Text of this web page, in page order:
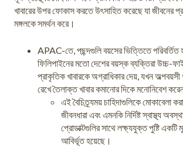
খাবারের উপর ফোকাস করতে উৎসাহিত করেছে যা জীবনের
মঙ্গলকে সমর্থন করে।
APAC-তে, পছন্দগুলি বয়সের ভিত্তিতে পরিবর্তিত
ফিলিপাইনের মতো দেশের বয়স্ক ব্যক্তিরা উচ্চ-
প্রাকৃতিক খাবারকে অগ্রাধিকার দেয়, যখন অল্পবয়সী
রেখে তৈলাক্ত খাবার কমানোর দিকে মনোনিবেশ
এই বৈচিত্র্যময় চাহিদাগুলিকে মোকাবেলা
জীবনধারা এবং এমনকি নির্দিষ্ট স্বাস্থ্য
প্রোডাক্টগুলির সাথে লক্ষ্যযুক্ত পুষ্টি একটি
আবির্ভূত হয়েছে।